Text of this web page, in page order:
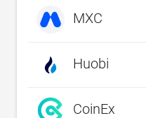
MXC
Huobi
CoinEx